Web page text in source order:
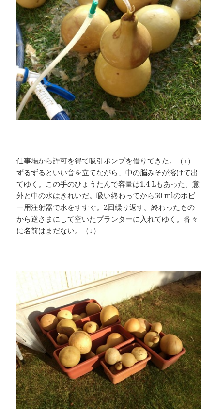
仕事場から許可を得て吸引ポンプを借りてきた。（↑）
ずるずるといい音を立てながら、中の脳みそが溶けて出
てゆく。この手のひょうたんで容量は1.4 Lもあった。意
外と中の水はきれいだ。吸い終わってから50 mlのホビ
ー用注射器で水をすすぐ。2回繰り返す。終わったもの
から逆さまにして空いたプランターに入れてゆく。各々
に名前はまだない。（↓）